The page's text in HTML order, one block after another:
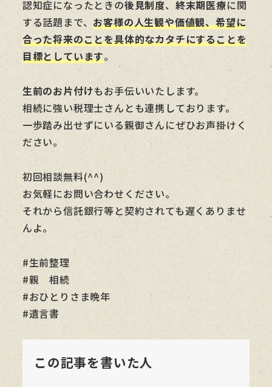
認知症になったときの後見制度、 終末期医療に関
する話題まで、お客様の人生観や価値観、希望に
合った将来のことを具体的なカタチにすることを
目標としています。
生前のお片付けもお手伝いいたします。
相続に強い税理士さんとも連携しております。
一歩踏み出せずにいる親御さんにぜひお声掛けく
ださい。
初回相談無料(^^)
お気軽にお問い合わせください。
それから信託銀行等と契約されても遅くありませ
んよ。
#生前整理
#親 相続
#おひとりさま晩年
#遺言書
この記事を書いた人